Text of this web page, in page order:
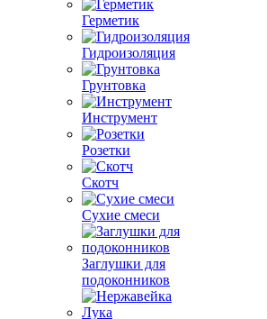
Герметик
Гидроизоляция
Грунтовка
Инструмент
Розетки
Скотч
Сухие смеси
Заглушки для
подоконников